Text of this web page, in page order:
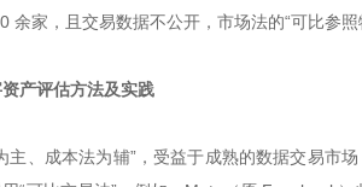
余家，且交易数据不公开，市场法的“可比参照
资产评估方法及实践
主、成本法为辅”，受益于成熟的数据交易市